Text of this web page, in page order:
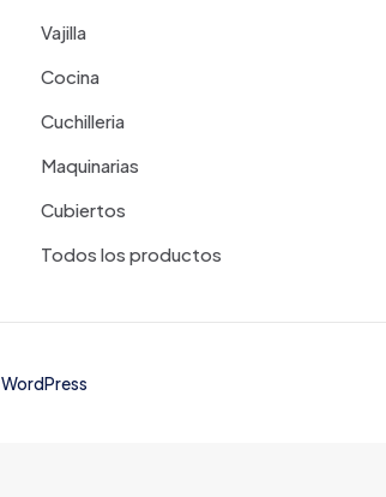
Vajilla
Cocina
Cuchilleria
Maquinarias
Cubiertos
Todos los productos
WordPress